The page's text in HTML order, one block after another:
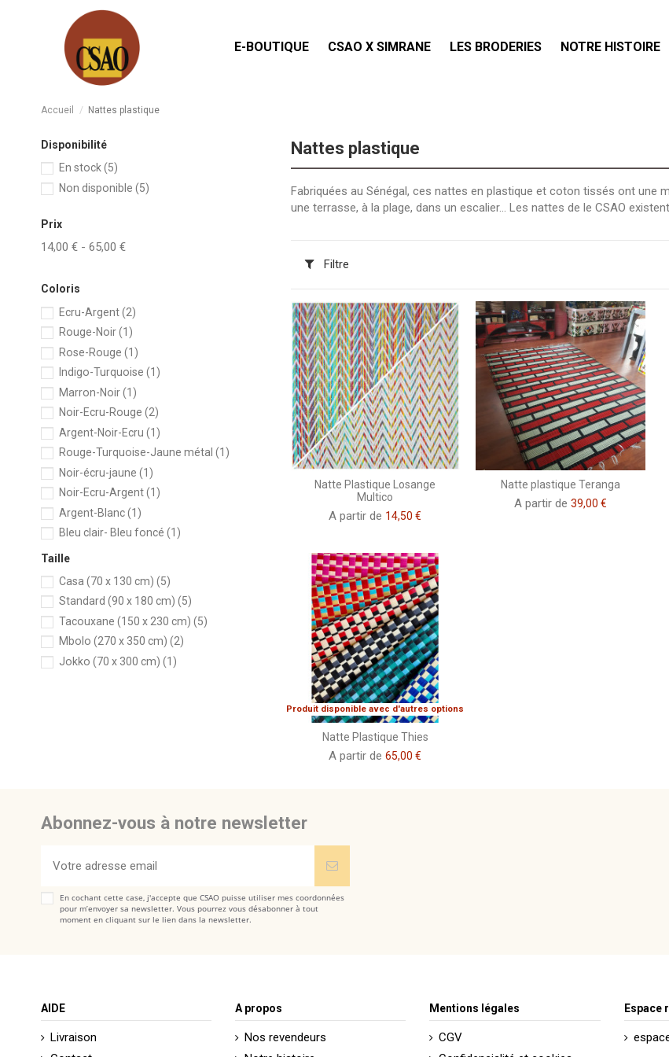
E-BOUTIQUE CSAO X SIMRANE LES BRODERIES NOTRE HISTOIRE
Accueil Nattes plastique
Nattes plastique
Fabriquées au Sénégal, ces nattes en plastique et coton tissés ont une
une terrasse, à la plage, dans un escalier... Les nattes de le CSAO
Filtre
Natte Plastique Losange
Multico
A partir de 14,50 €
Natte plastique Teranga
A partir de 39,00 €
Produit disponible avec d'autres options
Natte Plastique Thies
A partir de65,00 €
Disponibilité
En stock(5)
Non disponible (5)
Prix
14,00 € - 65,00 €
Coloris
Ecru-Argent(2)
Rouge-Noir(1)
Rose-Rouge (1)
Indigo-Turquoise (1)
Marron-Noir(1)
Noir-Ecru-Rouge (2)
Argent-Noir-Ecru (1)
Rouge-Turquoise-Jaune métal (1)
Noir-écru-jaune (1)
Noir-Ecru-Argent(1)
Argent-Blanc(1)
Bleu clair- Bleu foncé (1)
Argent-Noir-Blanc
bleu clair-noir-vert
Jaune Argent
Taille
Casa (70 x 130 cm) (5)
Standard (90 x 180 cm) (5)
Tacouxane (150 x 230 cm) (5)
Mbolo (270 x 350 cm) (2)
Jokko (70 x 300 cm) (1)
Abonnez-vous à notre newsletter
En cochant cette case, j'accepte que CSAO puisse utiliser mes coordonnées
pour m’envoyer sa newsletter. Vous pourrez vous désabonner à tout
moment en cliquant sur le lien dans la newsletter.
AIDE
Livraison
A propos
Nos revendeurs
Mentions légales
CGV
Espace